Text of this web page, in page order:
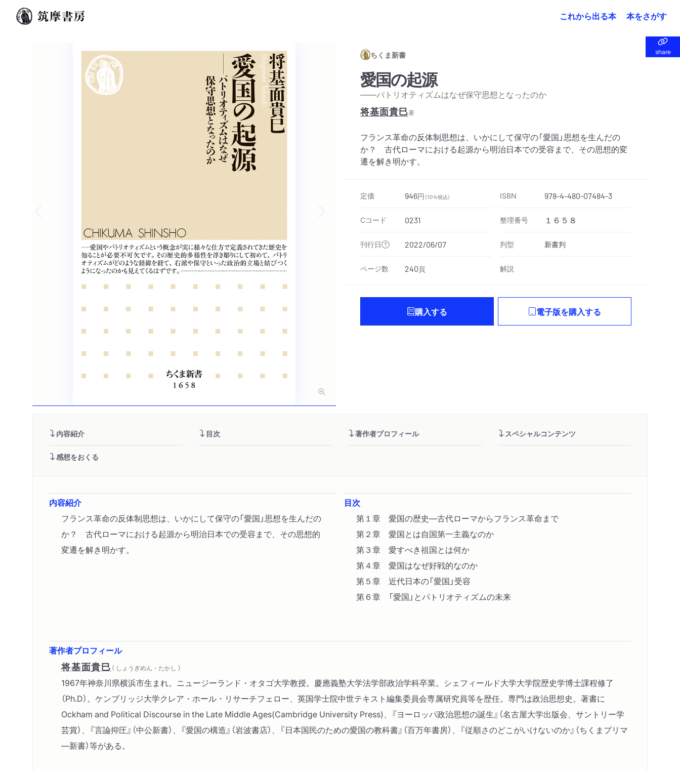
これから出る本 本をさがす
share
share
ちくま新書
愛国の起源
——パトリオティズムはなぜ保守思想となったのか
将基面貴巳著
フランス革命の反体制思想は、いかにして保守の「愛国」思想を生んだの
か？ 古代ローマにおける起源から明治日本での受容まで、その思想的変
遷を解き明かす。
定価 946円 （10％税込） ISBN 978-4-480-07484-3
Cコード 0231 整理番号 １６５８
刊行日 2022/06/07 判型 新書判
ページ数 240頁 解説
購入する 電子版を購入する
内容紹介 目次 著作者プロフィール スペシャルコンテンツ
感想をおくる
内容紹介
フランス革命の反体制思想は、いかにして保守の「愛国」思想を生んだの
か？ 古代ローマにおける起源から明治日本での受容まで、その思想的
変遷を解き明かす。
目次
第１章 愛国の歴史―古代ローマからフランス革命まで
第２章 愛国とは自国第一主義なのか
第３章 愛すべき祖国とは何か
第４章 愛国はなぜ好戦的なのか
第５章 近代日本の「愛国」受容
第６章 「愛国」とパトリオティズムの未来
著作者プロフィール
将基面貴巳 （ しょうぎめん・たかし ）
1967年神奈川県横浜市生まれ。ニュージーランド・オタゴ大学教授。慶應義塾大学法学部政治学科卒業。シェフィールド大学大学院歴史学博士課程修了
（Ph.D）。ケンブリッジ大学クレア・ホール・リサーチフェロー、英国学士院中世テキスト編集委員会専属研究員等を歴任。専門は政治思想史。著書に
Ockham and Political Discourse in the Late Middle Ages(Cambridge University Press)、『ヨーロッパ政治思想の誕生』（名古屋大学出版会、サントリー学
芸賞）、『言論抑圧』（中公新書）、『愛国の構造』（岩波書店）、『日本国民のための愛国の教科書』（百万年書房）、『従順さのどこがいけないのか』（ちくまプリマ
―新書）等がある。